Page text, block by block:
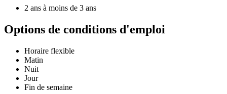
2 ans à moins de 3 ans
Options de conditions d'emploi
Horaire flexible
Matin
Nuit
Jour
Fin de semaine